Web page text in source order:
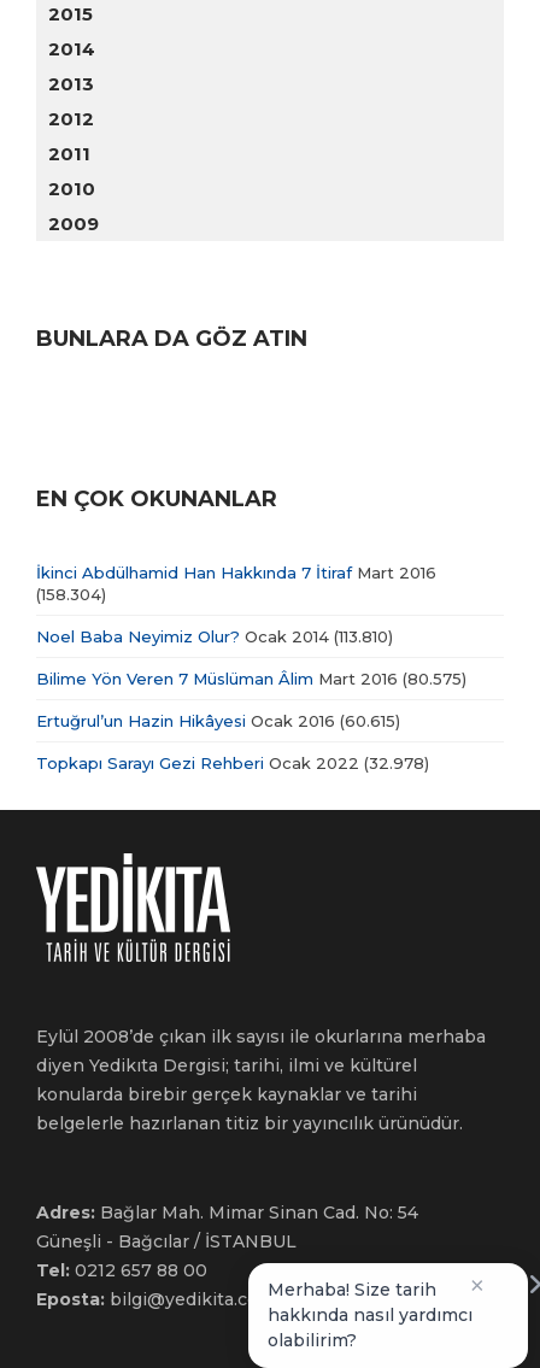
2015
2014
2013
2012
2011
2010
2009
BUNLARA DA GÖZ ATIN
EN ÇOK OKUNANLAR
İkinci Abdülhamid Han Hakkında 7 İtirafMart 2016
(158.304)
Noel Baba Neyimiz Olur? Ocak 2014 (113.810)
Bilime Yön Veren 7 Müslüman Âlim Mart 2016 (80.575)
Ertuğrul’un Hazin Hikâyesi Ocak 2016 (60.615)
Topkapı Sarayı Gezi Rehberi Ocak 2022 (32.978)
Eylül 2008’de çıkan ilk sayısı ile okurlarına merhaba
diyen Yedikıta Dergisi; tarihi, ilmi ve kültürel
konularda birebir gerçek kaynaklar ve tarihi
belgelerle hazırlanan titiz bir yayıncılık ürünüdür.
Adres: Bağlar Mah. Mimar Sinan Cad. No: 54
Güneşli - Bağcılar / İSTANBUL
Tel: 0212 657 88 00
Eposta: bilgi@yedikita.com.tr
×
Merhaba! Size tarih
hakkında nasıl yardımcı
olabilirim?